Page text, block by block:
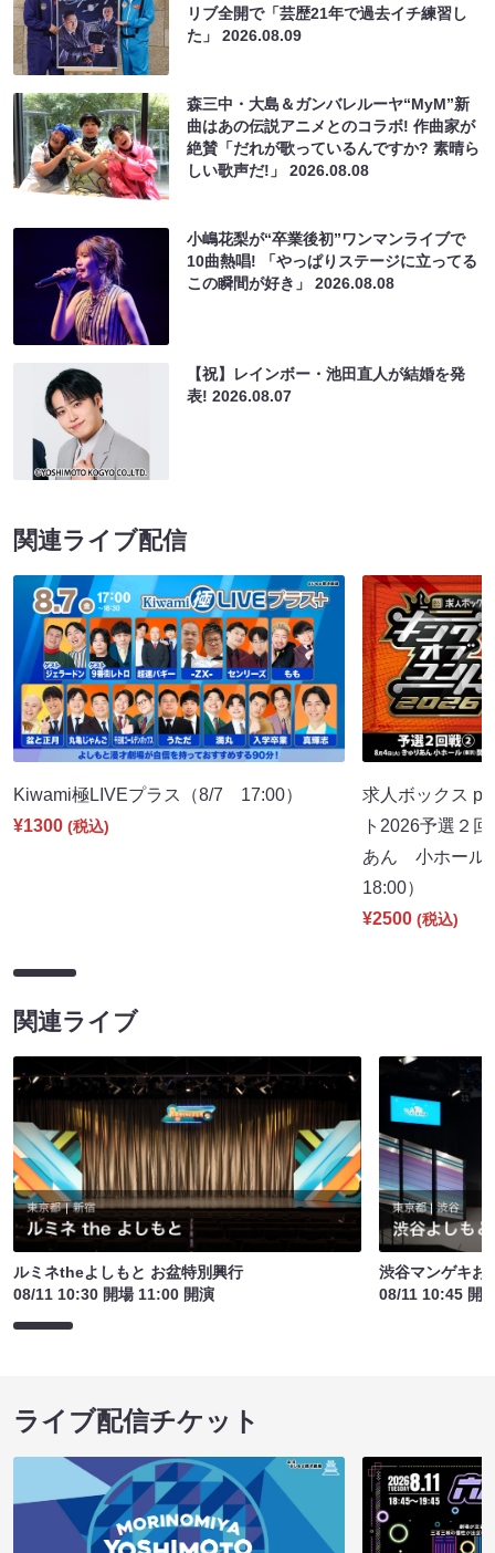
リブ全開で「芸歴21年で過去イチ練習し
た」2026.08.09
森三中・大島＆ガンバレルーヤ“MyM”新
曲はあの伝説アニメとのコラボ! 作曲家が
絶賛「だれが歌っているんですか? 素晴ら
しい歌声だ!」2026.08.08
小嶋花梨が“卒業後初”ワンマンライブで
10曲熱唱! 「やっぱりステージに立ってる
この瞬間が好き」2026.08.08
【祝】レインボー・池田直人が結婚を発
表!2026.08.07
関連ライブ配信
Kiwami極LIVEプラス（8/7 17:00）
¥1300 (税込)
求人ボックス
ト2026予選２
あん 小ホール
18:00）
¥2500 (税込)
関連ライブ
ルミネtheよしもと お盆特別興行
08/11 10:30 開場 11:00 開演
渋谷マンゲキ
08/11 10:45 開
ライブ配信チケット